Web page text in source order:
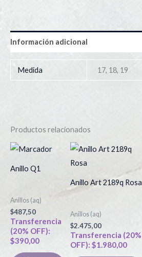
Información adicional
Medida 17, 18, 19
Productos relacionados
Anillo Q1
Anillos (aq)
$487,50
Transferencia
(20% OFF):
$390,00
Anillo Art 2189q Rosa
Anillos (aq)
$2.475,00
Transferencia (20%
OFF): $1.980,00